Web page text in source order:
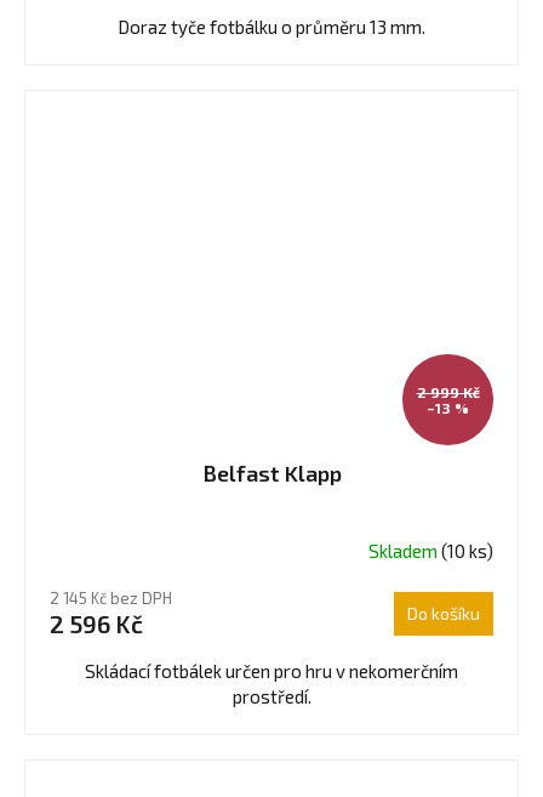
Doraz tyče fotbálku o průměru 13 mm.
2 999 Kč
–13 %
Belfast Klapp
produktu
je
Skladem(10 ks)
2 145 Kč bez DPH
2 596 Kč Do košíku
Skládací fotbálek určen pro hru v nekomerčním
prostředí.